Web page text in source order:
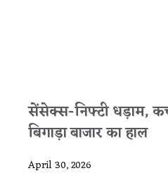
सेंसेक्स-निफ्टी धड़ाम,
बिगाड़ा बाजार का हाल
April 30, 2026